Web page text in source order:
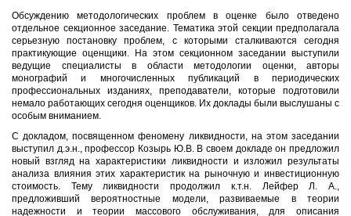
Обсуждению методологических проблем в оценке было отведено
отдельное секционное заседание. Тематика этой секции предполагала
серьезную постановку проблем, с которыми сталкиваются сегодня
практикующие оценщики. На этом секционном заседании выступили
ведущие специалисты в области методологии оценки, авторы
монографий и многочисленных публикаций в периодических
профессиональных изданиях, преподаватели, которые подготовили
немало работающих сегодня оценщиков. Их доклады были выслушаны с
особым вниманием.
С докладом, посвященном феномену ликвидности, на этом заседании
выступил д.э.н., профессор Козырь Ю.В. В своем докладе он предложил
новый взгляд на характеристики ликвидности и изложил результаты
анализа влияния этих характеристик на рыночную и инвестиционную
стоимость. Тему ликвидности продолжил к.т.н. Лейфер Л. А.,
предложивший вероятностные модели, развиваемые в теории
надежности и теории массового обслуживания, для описания